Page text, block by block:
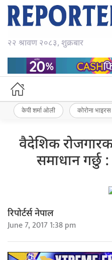
२२ श्रावण २०८३, शुक्रबार
केपी शर्मा ओली कोरोना भाइरस
वैदेशिक
समाधान गर्छु :
रिपोर्टर्स नेपाल
June 7, 2017 1:38 pm